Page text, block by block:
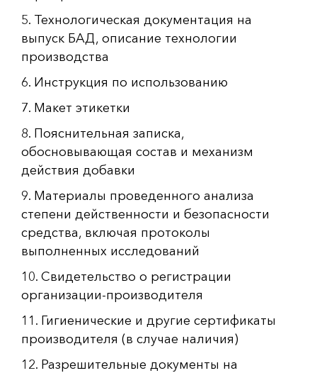
5. Технологическая документация на
выпуск БАД, описание технологии
производства
6. Инструкция по использованию
7. Макет этикетки
8. Пояснительная записка,
обосновывающая состав и механизм
действия добавки
9. Материалы проведенного анализа
степени действенности и безопасности
средства, включая протоколы
выполненных исследований
10. Свидетельство о регистрации
организации-производителя
11. Гигиенические и другие сертификаты
производителя (в случае наличия)
12. Разрешительные документы на